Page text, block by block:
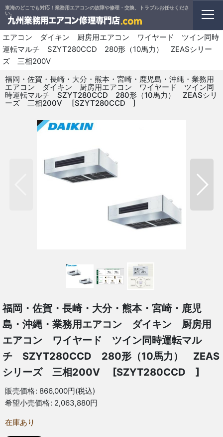
東海のどこでも対応！業務用エアコンの故障や修理・交換、トラブルお任せくださ
い。
ホーム > 業務用エアコン > 厨房用エアコン
福岡・佐賀・長崎・大分・熊本・宮崎・鹿児島・沖縄・業務用
エアコン ダイキン 厨房用エアコン ワイヤード ツイン同時
運転マルチ SZYT280CCD 280形（10馬力） ZEASシリー
ズ 三相200V
福岡・佐賀・長崎・大分・熊本・宮崎・鹿児島・沖縄・業務用
エアコン ダイキン 厨房用エアコン ワイヤード ツイン同
時運転マルチ SZYT280CCD 280形（10馬力） ZEASシリ
ーズ 三相200V
[SZYT280CCD ]
福岡・佐賀・長崎・大分・熊本・宮崎・鹿児
島・沖縄・業務用エアコン ダイキン 厨房用
エアコン ワイヤード ツイン同時運転マル
チ SZYT280CCD 280形（10馬力） ZEAS
シリーズ 三相200V
[SZYT280CCD ]
販売価格: 866,000円(税込)
希望小売価格: 2,063,880円
在庫あり